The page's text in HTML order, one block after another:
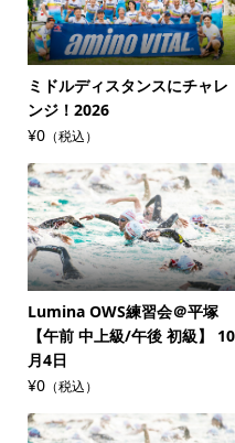
ミドルディスタンスにチャレ
ンジ！2026
¥0（税込）
Lumina OWS練習会＠平塚
【午前 中上級/午後 初級】 10
月4日
¥0（税込）